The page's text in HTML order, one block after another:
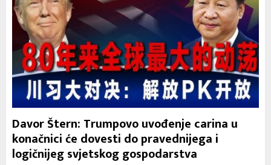
Davor Štern: Trumpovo uvođenje carina u
konačnici će dovesti do pravednijega i
logičnijeg svjetskog gospodarstva